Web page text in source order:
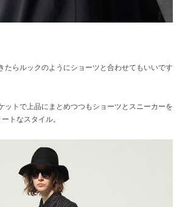
たらルックのようにショーツと合わせてもいいです
ットで上品にまとめつつもショーツとスニーカーを
トなスタイル。